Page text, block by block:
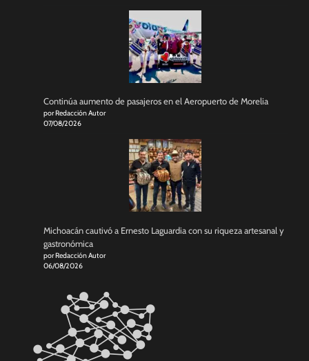
Continúa aumento de pasajeros en el Aeropuerto de Morelia
por Redacción Autor
07/08/2026
Michoacán cautivó a Ernesto Laguardia con su riqueza artesanal y
gastronómica
por Redacción Autor
06/08/2026